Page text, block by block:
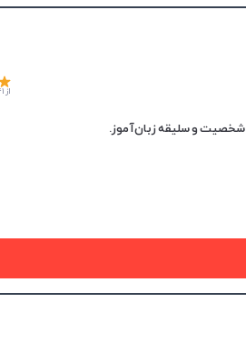
از 41 نظر